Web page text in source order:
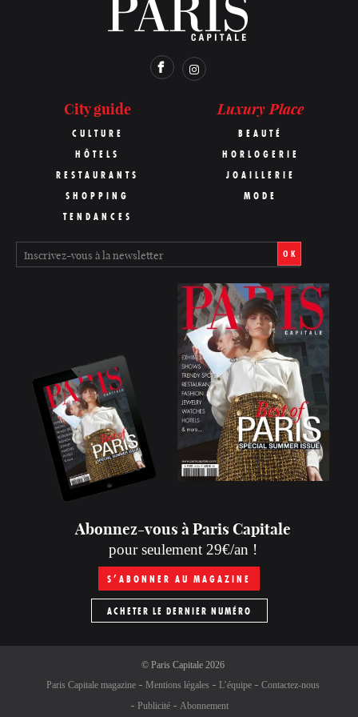
City guide
CULTURE
HÔTELS
RESTAURANTS
SHOPPING
TENDANCES
Luxury Place
BEAUTÉ
HORLOGERIE
JOAILLERIE
MODE
OK
Abonnez-vous à Paris Capitale
pour seulement 29€/an !
S’ABONNER AU MAGAZINE
ACHETER LE DERNIER NUMÉRO
© Paris Capitale2026
Paris Capitale magazine
Mentions légales L’équipe
Contactez-nous
Publicité
Abonnement